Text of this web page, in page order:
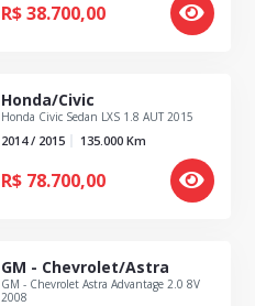
R$38.700,00
Honda/Civic
Honda Civic Sedan LXS 1.8 AUT 2015
2014 / 2015 135.000 Km
R$ 78.700,00
GM - Chevrolet/Astra
GM - Chevrolet Astra Advantage 2.0 8V
2008